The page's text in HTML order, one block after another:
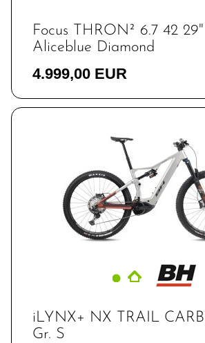
Focus THRON² 6.7 42
Aliceblue Diamond
4.999,00 EUR
iLYNX+ NX TRAIL
Gr. S